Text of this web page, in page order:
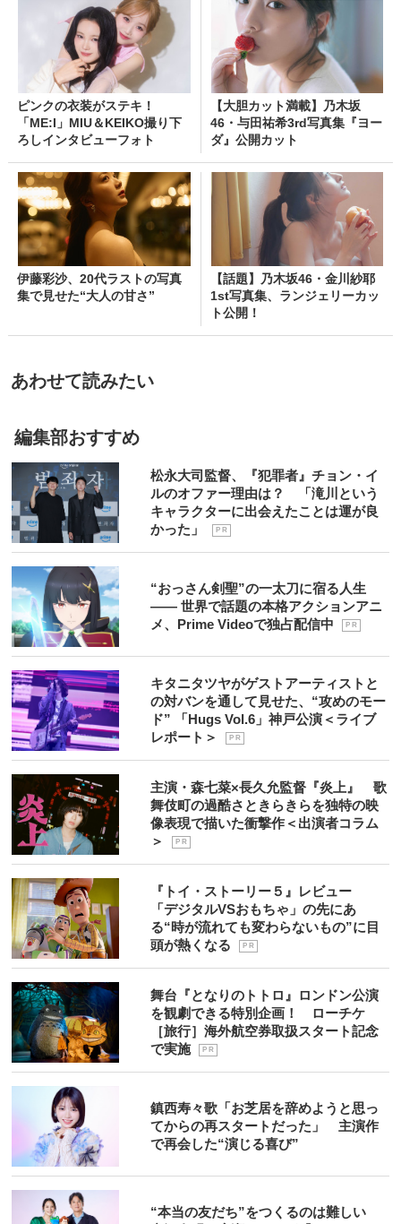
ピンクの衣装がステキ！
「ME:I」MIU＆KEIKO撮り下
ろしインタビューフォト
【大胆カット満載】乃木坂
46・与田祐希3rd写真集『ヨー
ダ』公開カット
伊藤彩沙、20代ラストの写真
集で見せた“大人の甘さ”
【話題】乃木坂46・金川紗耶
1st写真集、ランジェリーカッ
ト公開！
あわせて読みたい
編集部おすすめ
松永大司監督、『犯罪者』チョン・イ
ルのオファー理由は？ 「滝川という
キャラクターに出会えたことは運が良
かった」
P R
“おっさん剣聖”の一太刀に宿る人生
―― 世界で話題の本格アクションアニ
メ、Prime Videoで独占配信中
P R
キタニタツヤがゲストアーティストと
の対バンを通して見せた、“攻めのモー
ド” 「Hugs Vol.6」神戸公演＜ライブ
レポート＞
P R
主演・森七菜×長久允監督『炎上』 歌
舞伎町の過酷さときらきらを独特の映
像表現で描いた衝撃作＜出演者コラム
＞
P R
『トイ・ストーリー５』レビュー
「デジタルVSおもちゃ」の先にあ
る“時が流れても変わらないもの”に目
頭が熱くなる
P R
舞台『となりのトトロ』ロンドン公演
を観劇できる特別企画！ ローチケ
［旅行］海外航空券取扱スタート記念
で実施
P R
鎮西寿々歌「お芝居を辞めようと思っ
てからの再スタートだった」 主演作
で再会した“演じる喜び”
“本当の友だち”をつくるのは難しい